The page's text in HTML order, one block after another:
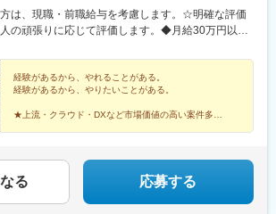
駅(鉄道)、県庁前駅(沖縄県)、おもろまち駅、都庁
、羽田空港第１・第２ターミナル駅(京急)、新大久
桜橋駅(富山県)、東梅田駅、なんば駅(地下鉄)、岡
所前駅(愛媛県)、片原町駅(香川県)、熊本城・市役
苑前駅、要町駅、京王八王子駅、立川南駅、平沼
(相鉄・小田急)、葭川公園駅、野田市駅、市川駅、
前橋駅、西桐生駅、函館駅前駅、仙台駅(地下鉄)、
西金沢駅、西松本駅、新魚津駅、あすなろう四日
駅、大阪梅田駅(阪神線)、大阪梅田駅(阪急線)、小路
神戸駅(兵庫県)、三宮駅(神戸新交通)、西宮駅、山陽
口駅、田中口駅、三本松口駅、電鉄出雲市駅、祇
は、現職・前職給与を考慮します。☆明確な評価
の頑張りに応じて評価します。◆月給30万円以上
ます。※上記金額には一律支給の住宅手当2万円を
業代は全額支給※試用期間6ヵ月あり（期間中は月
、その他の待遇に変更なし）【年収例】年収450
入社）年収750万円（経験3年入社）年収1100万円
経験があるから、やれることがある。
経験があるから、やりたいことがある。
★上流・クラウド・DXなど市場価値の高い案件多数
る 応募する